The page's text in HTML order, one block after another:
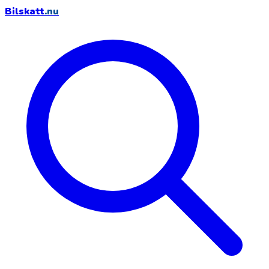
Bilskatt.nu